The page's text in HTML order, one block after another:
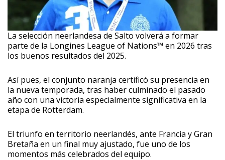
La selección neerlandesa de Salto volverá a formar
parte de la Longines League of Nations™ en 2026 tras
los buenos resultados del 2025.
Así pues, el conjunto naranja certificó su presencia en
la nueva temporada, tras haber culminado el pasado
año con una victoria especialmente significativa en la
etapa de Rotterdam.
El triunfo en territorio neerlandés, ante Francia y Gran
Bretaña en un final muy ajustado, fue uno de los
momentos más celebrados del equipo.